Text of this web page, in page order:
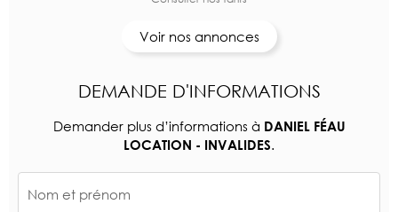
Voir nos annonces
DEMANDE D'INFORMATIONS
Demander plus d’informations à DANIEL FÉAU
LOCATION - INVALIDES.
Nom et prénom